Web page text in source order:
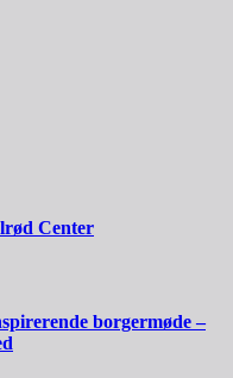
Center
borgermøde –